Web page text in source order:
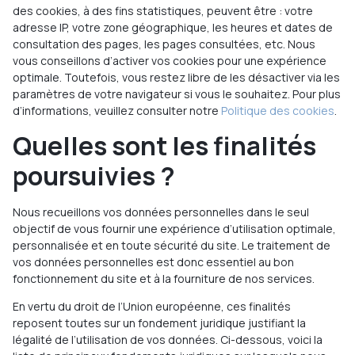
des cookies, à des fins statistiques, peuvent être : votre
adresse IP, votre zone géographique, les heures et dates de
consultation des pages, les pages consultées, etc. Nous
vous conseillons d’activer vos cookies pour une expérience
optimale. Toutefois, vous restez libre de les désactiver via les
paramètres de votre navigateur si vous le souhaitez. Pour plus
d’informations, veuillez consulter notre Politique des cookies.
Quelles sont les finalités
poursuivies ?
Nous recueillons vos données personnelles dans le seul
objectif de vous fournir une expérience d’utilisation optimale,
personnalisée et en toute sécurité du site. Le traitement de
vos données personnelles est donc essentiel au bon
fonctionnement du site et à la fourniture de nos services.
En vertu du droit de l’Union européenne, ces finalités
reposent toutes sur un fondement juridique justifiant la
légalité de l’utilisation de vos données. Ci-dessous, voici la